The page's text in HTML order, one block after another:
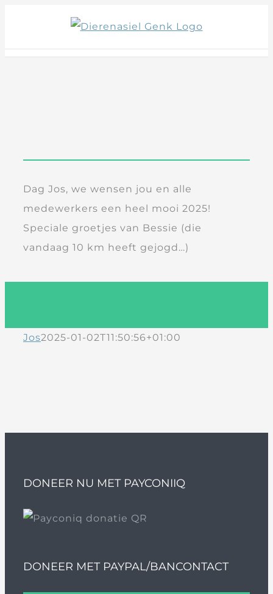
content
Dag Jos, we wensen jou en alle
medewerkers een heel mooi 2025!
Speciale groetjes van Bessie (die
vandaag 10 km heeft gejogd…)
Jos2025-01-02T11:50:56+01:00
DONEER NU MET PAYCONIIQ
DONEER MET PAYPAL/BANCONTACT